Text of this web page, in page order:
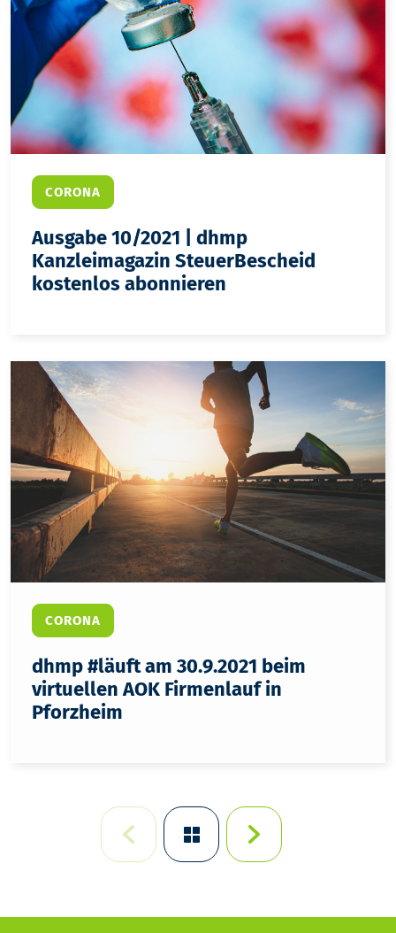
CORONA
Ausgabe 10/2021 | dhmp
Kanzleimagazin SteuerBescheid
kostenlos abonnieren
CORONA
dhmp #läuft am 30.9.2021 beim
virtuellen AOK Firmenlauf in
Pforzheim